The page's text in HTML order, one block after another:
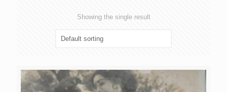
Showing the single result